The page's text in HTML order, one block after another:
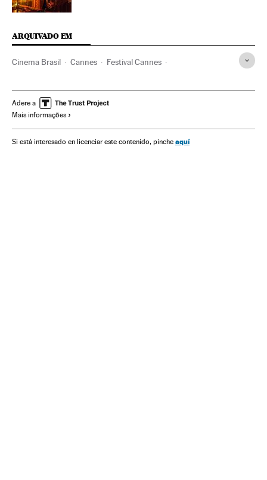
ARQUIVADO EM
Cinema Brasil Cannes Festival Cannes
Cinema Latino-americano
Europa
Santiago Mitre
Adere a
Mais informações
Si está interesado en licenciar este contenido, pinche aquí